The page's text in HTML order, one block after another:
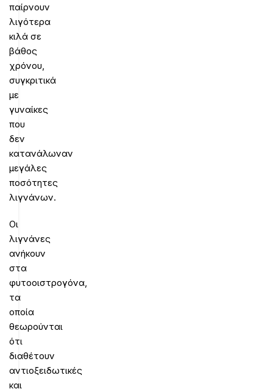
παίρνουν
λιγότερα
κιλά σε
βάθος
χρόνου,
συγκριτικά
με
γυναίκες
που
δεν
κατανάλωναν
μεγάλες
ποσότητες
λιγνάνων.
Οι
λιγνάνες
ανήκουν
στα
φυτοοιστρογόνα,
τα
οποία
θεωρούνται
ότι
διαθέτουν
αντιοξειδωτικές
και